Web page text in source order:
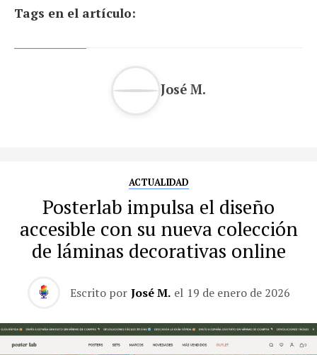
Tags en el artículo:
José M.
ACTUALIDAD
Posterlab impulsa el diseño
accesible con su nueva colección
de láminas decorativas online
Escrito por José M. el 19 de enero de 2026